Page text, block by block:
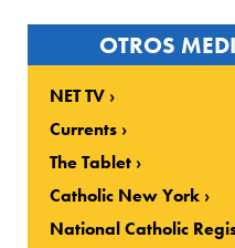
OTROS
NET TV
Currents
The Tablet
Catholic New York
National Catholic